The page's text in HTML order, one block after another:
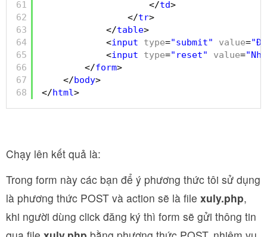
61
62
63
64
65
66
67
68
</td>
</tr>
</table>
<input type="submit" value=
<input type="reset" value=
</form>
</body>
</html>
Chạy lên kết quả là:
Trong form này các bạn để ý phương thức tôi sử dụng
là phương thức POST và action sẽ là file xuly.php,
khi người dùng click đăng ký thì form sẽ gửi thông tin